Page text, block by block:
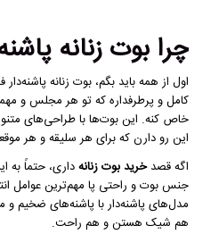
چرا بوت زنانه
اول از همه باید بگم، بوت زنانه
کامل و پرطرفداره که تو هر مجلس و
خاص کنه. این بوت‌ها با طراحی‌های
این رو دارن که برای هر سلیقه و هر
اگه قصدخرید بوت زنانهداری، حتماً به
مدل‌های پاشنه‌دار با پاشنه‌های
هم شیک هستن و هم راحت.